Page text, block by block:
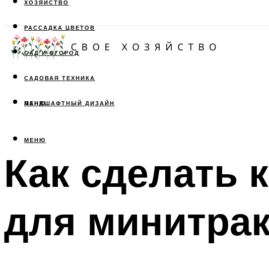
ХОЗЯЙСТВО
РАССАДКА ЦВЕТОВ
САД И ОГОРОД
САДОВАЯ ТЕХНИКА
ЛАНДШАФТНЫЙ ДИЗАЙН
МЕНЮ
МЕНЮ
Как сделать
для